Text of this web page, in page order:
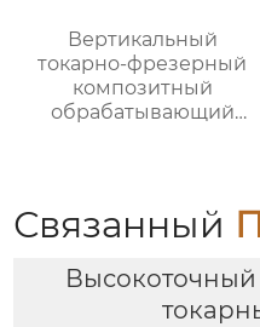
Вертикальный
токарно-фрезерный
композитный
обрабатывающий
Связанный